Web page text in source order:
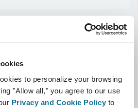
to personalize your browsing
"Allow all," you agree to our use
Privacy and Cookie Policy to
Crisalix Tìm kiếm